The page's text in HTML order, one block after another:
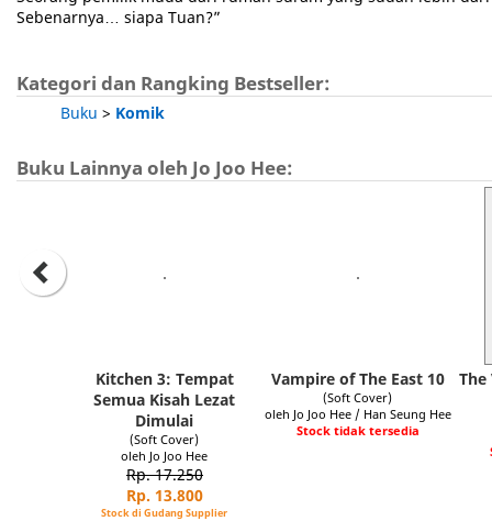
Sebenarnya… siapa Tuan?”
Kategori dan Rangking Bestseller:
Buku > Komik
Buku Lainnya oleh Jo Joo Hee:
Kitchen 3: Tempat
Semua Kisah Lezat
Dimulai
(Soft Cover)
oleh Jo Joo Hee
Rp. 17.250
Rp. 13.800
Stock di Gudang Supplier
Vampire of The East 10
(Soft Cover)
oleh Jo Joo Hee / Han Seung Hee
Stock tidak tersedia
The